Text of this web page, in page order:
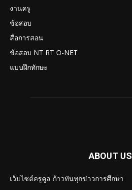
งานครู
ข้อสอบ
สื่อการสอน
ข้อสอบ NT RT O-NET
แบบฝึกทักษะ
ABOUT US
เว็บไซต์ครูคูล ก้าวทันทุกข่าวการศึกษา